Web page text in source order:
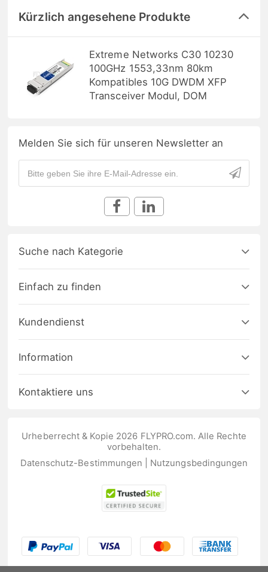
Kürzlich angesehene Produkte
Extreme Networks C30 10230
100GHz 1553,33nm 80km
Kompatibles 10G DWDM XFP
Transceiver Modul, DOM
Melden Sie sich für unseren Newsletter an
Suche nach Kategorie
Einfach zu finden
Kundendienst
Information
Kontaktiere uns
Urheberrecht & Kopie 2026 FLYPRO.com. Alle Rechte
vorbehalten.
Datenschutz-Bestimmungen
Nutzungsbedingungen